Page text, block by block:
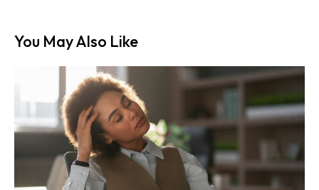
You May Also Like